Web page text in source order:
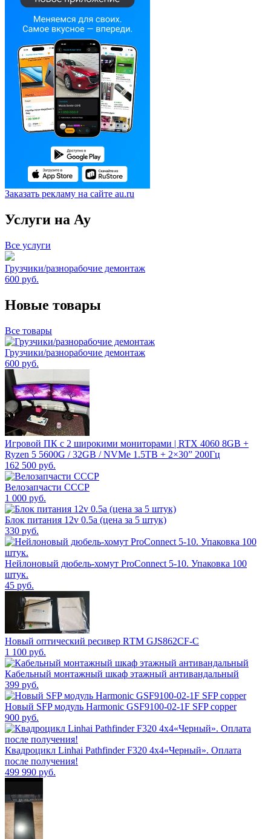
Заказать рекламу на сайте au.ru
Услуги на Ау
Все услуги
Грузчики/разнорабочие демонтаж
600 руб.
Новые товары
Все товары
Грузчики/разнорабочие демонтаж
600 руб.
Игровой ПК с 2 широкими мониторами | RTX 4060 8GB +
Ryzen 5 5600G / 32GB / NVMe 1.5TB + 2×30” 200Гц
162 500 руб.
Велозапчасти СССР
1 000 руб.
Блок питания 12v 0.5а (цена за 5 штук)
330 руб.
Нейлоновый дюбель-хомут ProConnect 5-10. Упаковка 100
штук.
45 руб.
Новый оптический реcивep RТМ GJS862СF-С
1 100 руб.
Кабельный монтажный шкаф этажный антивандальный
399 руб.
Новый SFP модуль Harmonic GSF9100-02-1F SFP copper
900 руб.
Квадроцикл Linhai Pathfinder F320 4х4«Черный». Оплата
после получения!
499 990 руб.